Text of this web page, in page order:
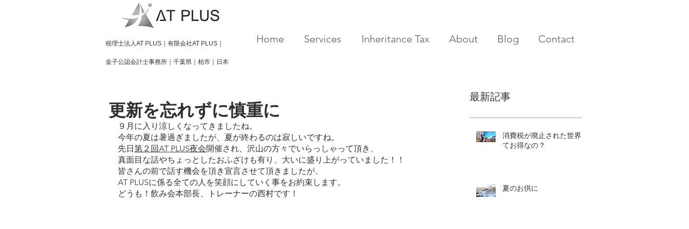
​税理士法人AT PLUS｜有限会社AT PLUS｜
金子公認会計士事務所｜ 千葉県｜柏市｜日本
Home Services Inheritance Tax About Blog Contact
更新を忘れずに慎重に
９月に入り涼しくなってきましたね。
今年の夏は暑過ぎましたが、夏が終わるのは寂しいですね。
先日第２回AT PLUS夜会開催され、沢山の方々でいらっしゃって頂き、
真面目な話やちょっとしたおふざけも有り、大いに盛り上がっていました！！
皆さんの前で話す機会を頂き宣言させて頂きましたが、
AT PLUSに係る全ての人を笑顔にしていく事をお約束します。
どうも！飲み会本部長、トレーナーの西村です！
最新記事
消費税が廃止された世界っ
てお得なの？
夏のお供に